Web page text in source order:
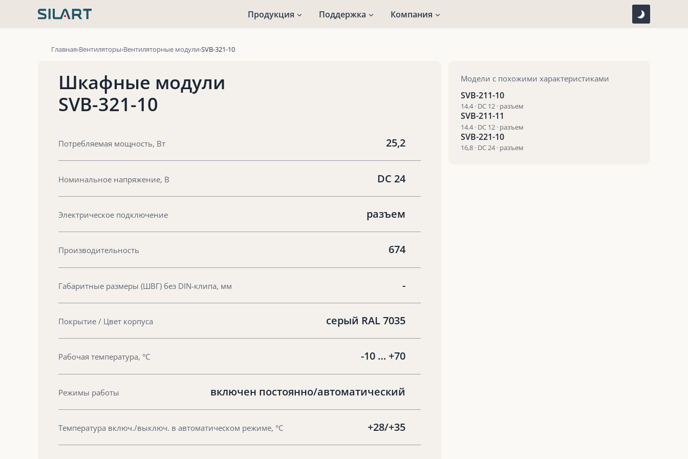
Продукция Поддержка Компания
Главная Вентиляторы Вентиляторные модули SVB-321-10
Шкафные модули
SVB-321-10
Потребляемая мощность, Вт 25,2
Номинальное напряжение, В DC 24
Электрическое подключение разъем
Производительность 674
Габаритные размеры (ШВГ) без DIN-клипа, мм -
Покрытие / Цвет корпуса cерый RAL 7035
Рабочая температура, °С -10 … +70
Режимы работы включен постоянно/автоматический
Температура включ./выключ. в автоматическом режиме, °С +28/+35
Модели с похожими характеристиками
SVB-211-10
14.4 · DC 12 · разъем
SVB-211-11
14.4 · DC 12 · разъем
SVB-221-10
16,8 · DC 24 · разъем